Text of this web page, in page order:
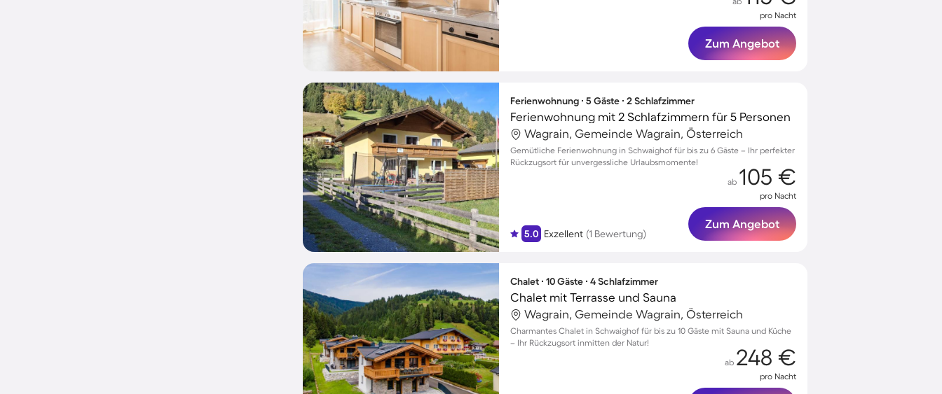
pro Nacht
Zum Angebot
Ferienwohnung ∙ 5 Gäste ∙ 2 Schlafzimmer
Ferienwohnung mit 2 Schlafzimmern für 5 Personen
Wagrain, Gemeinde Wagrain, Österreich
Gemütliche Ferienwohnung in Schwaighof für bis zu 6 Gäste – Ihr perfekter
Rückzugsort für unvergessliche Urlaubsmomente!
5.0 Exzellent (1 Bewertung)
ab 105 €
pro Nacht
Zum Angebot
Chalet ∙ 10 Gäste ∙ 4 Schlafzimmer
Chalet mit Terrasse und Sauna
Wagrain, Gemeinde Wagrain, Österreich
Charmantes Chalet in Schwaighof für bis zu 10 Gäste mit Sauna und Küche
– Ihr Rückzugsort inmitten der Natur!
ab 248 €
pro Nacht